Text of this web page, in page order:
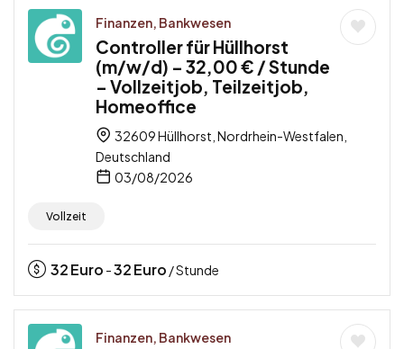
Finanzen, Bankwesen
Controller für Hüllhorst
(m/w/d) – 32,00 € / Stunde
– Vollzeitjob, Teilzeitjob,
Homeoffice
32609 Hüllhorst, Nordrhein-Westfalen,
Deutschland
03/08/2026
Vollzeit
32Euro -32Euro / Stunde
Finanzen, Bankwesen